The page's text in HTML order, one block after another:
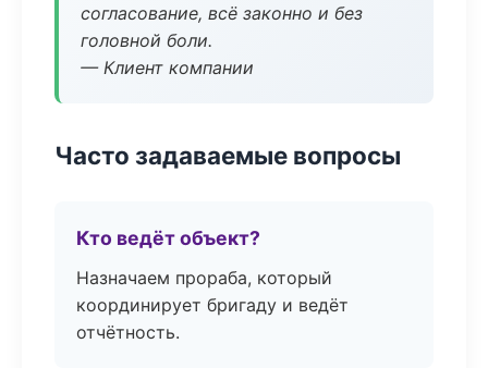
согласование, всё законно и без
головной боли.
— Клиент компании
Часто задаваемые вопросы
Кто ведёт объект?
Назначаем прораба, который
координирует бригаду и ведёт
отчётность.